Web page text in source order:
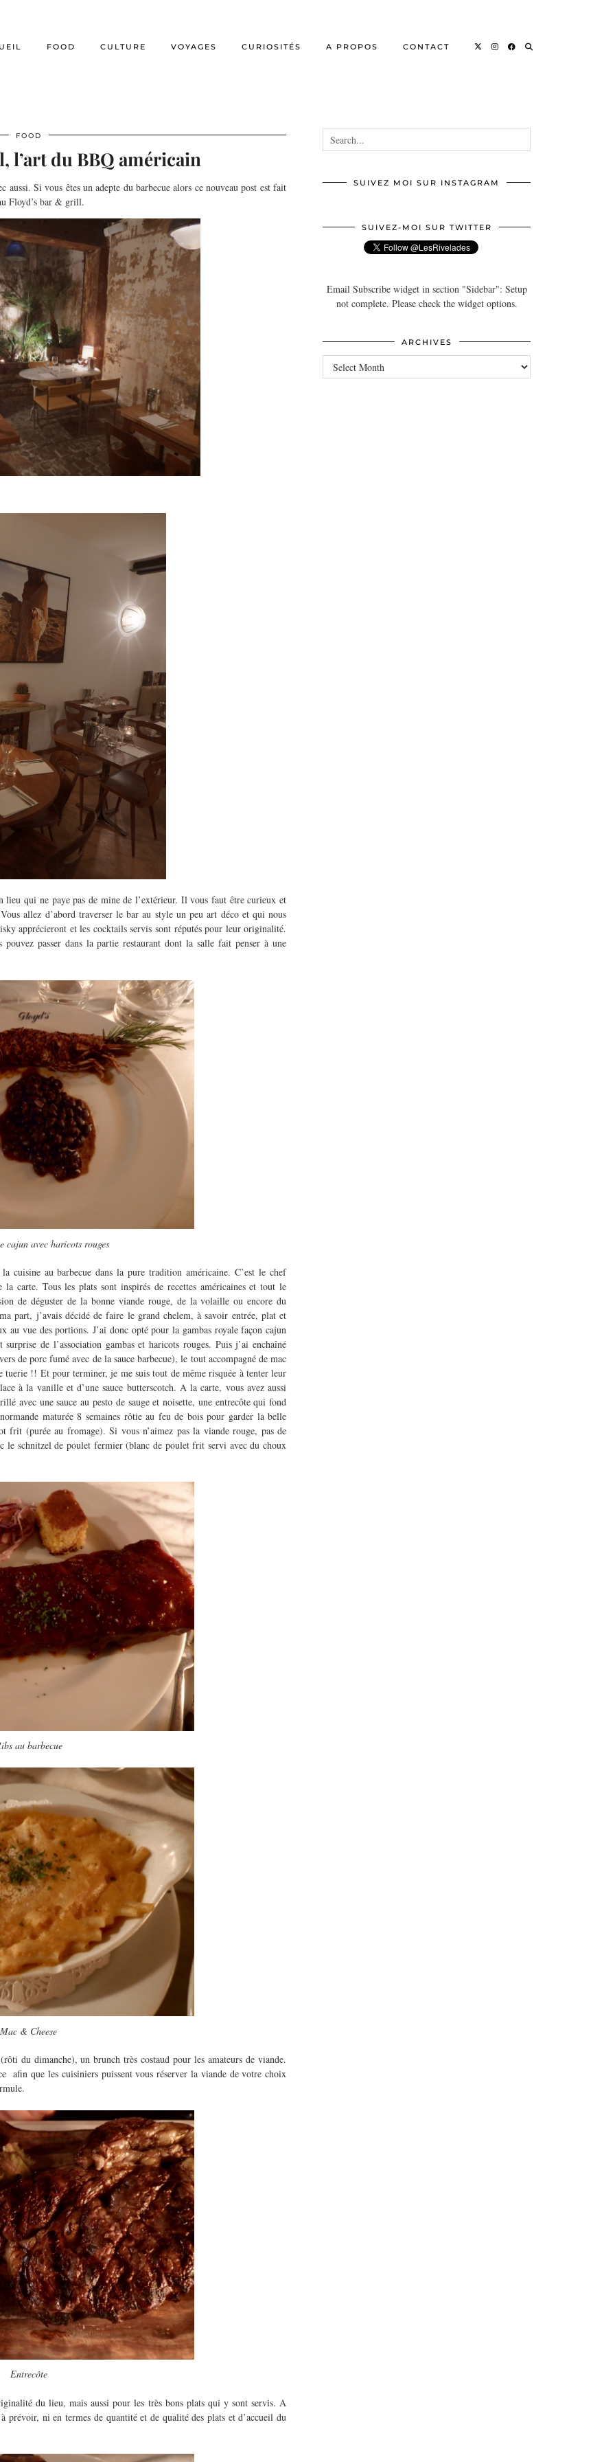
FOOD CULTURE VOYAGES CURIOSITÉS A PROPOS CONTACT
FOOD
l’art du BBQ américain
Si vous êtes un adepte du barbecue alors ce nouveau post est fait
Floyd’s bar & grill.
qui ne paye pas de mine de l’extérieur. Il vous faut être curieux et
allez d’abord traverser le bar au style un peu art déco et qui nous
apprécieront et les cocktails servis sont réputés pour leur originalité.
passer dans la partie restaurant dont la salle fait penser à une
cajun avec haricots rouges
cuisine au barbecue dans la pure tradition américaine. C’est le chef
carte. Tous les plats sont inspirés de recettes américaines et tout le
de déguster de la bonne viande rouge, de la volaille ou encore du
part, j’avais décidé de faire le grand chelem, à savoir entrée, plat et
au vue des portions. J’ai donc opté pour la gambas royale façon cajun
surprise de l’association gambas et haricots rouges. Puis j’ai enchaîné
de porc fumé avec de la sauce barbecue), le tout accompagné de mac
tuerie !! Et pour terminer, je me suis tout de même risquée à tenter leur
à la vanille et d’une sauce butterscotch. A la carte, vous avez aussi
avec une sauce au pesto de sauge et noisette, une entrecôte qui fond
maturée 8 semaines rôtie au feu de bois pour garder la belle
frit (purée au fromage). Si vous n’aimez pas la viande rouge, pas de
le schnitzel de poulet fermier (blanc de poulet frit servi avec du choux
au barbecue
Mac & Cheese
du dimanche), un brunch très costaud pour les amateurs de viande.
afin que les cuisiniers puissent vous réserver la viande de votre choix
Entrecôte
du lieu, mais aussi pour les très bons plats qui y sont servis. A
prévoir, ni en termes de quantité et de qualité des plats et d’accueil du
SUIVEZ MOI SUR INSTAGRAM
SUIVEZ-MOI SUR TWITTER
Email Subscribe widget in section "Sidebar": Setup
not complete. Please check the widget options.
ARCHIVES
Archives